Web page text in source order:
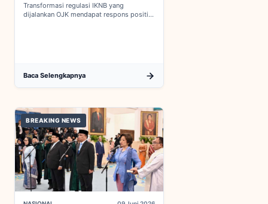
Transformasi regulasi IKNB yang
dijalankan OJK mendapat respons positif
Baca Selengkapnya
BREAKING NEWS